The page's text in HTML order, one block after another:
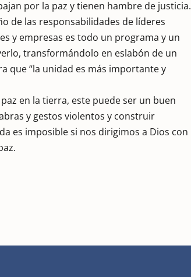
por la paz y tienen hambre de justicia.
de las responsabilidades de líderes
y empresas es todo un programa y un
transformándolo en eslabón de un
que “la unidad es más importante y
en la tierra, este puede ser un buen
y gestos violentos y construir
es imposible si nos dirigimos a Dios con